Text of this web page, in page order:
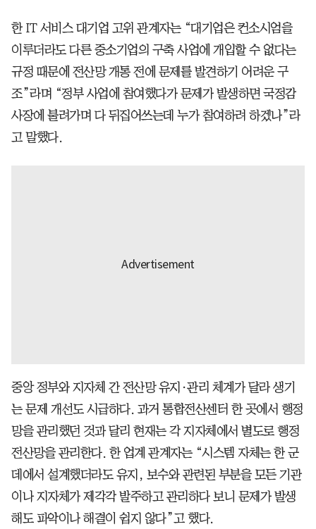
한 IT 서비스 대기업 고위 관계자는 “대기업은 컨소시엄을
이루더라도 다른 중소기업의 구축 사업에 개입할 수 없다는
규정 때문에 전산망 개통 전에 문제를 발견하기 어려운 구
조”라며 “정부 사업에 참여했다가 문제가 발생하면 국정감
사장에 불려가며 다 뒤집어쓰는데 누가 참여하려 하겠나”라
고 말했다.
중앙 정부와 지자체 간 전산망 유지·관리 체계가 달라 생기
는 문제 개선도 시급하다. 과거 통합전산센터 한 곳에서 행정
망을 관리했던 것과 달리 현재는 각 지자체에서 별도로 행정
전산망을 관리한다. 한 업계 관계자는 “시스템 자체는 한 군
데에서 설계했더라도 유지, 보수와 관련된 부분을 모든 기관
이나 지자체가 제각각 발주하고 관리하다 보니 문제가 발생
해도 파악이나 해결이 쉽지 않다”고 했다.